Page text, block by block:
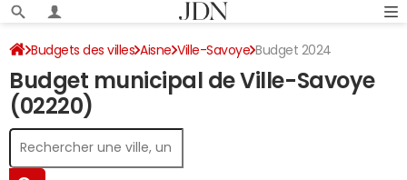
Budgets des villes Aisne Ville-Savoye Budget 2024
Budget municipal de Ville-Savoye
(02220)